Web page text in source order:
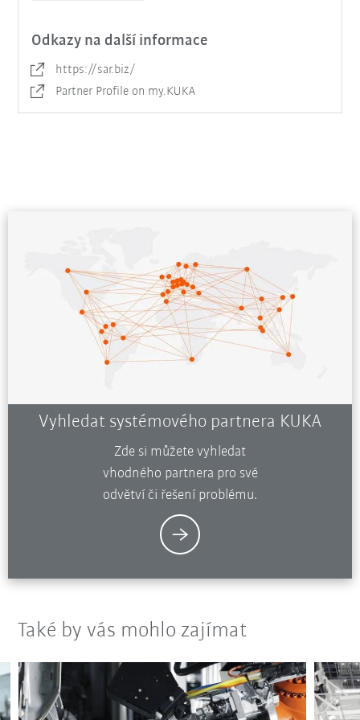
Odkazy na další informace
https://sar.biz/
Partner Profile on my.KUKA
Vyhledat systémového partnera KUKA
Zde si můžete vyhledat
vhodného partnera pro své
odvětví či řešení problému.
Také by vás mohlo zajímat